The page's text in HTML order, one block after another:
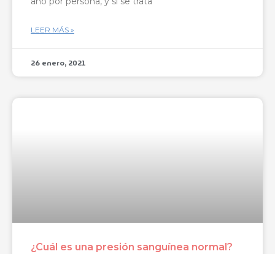
LEER MÁS »
26 enero, 2021
¿Cuál es una presión sanguínea normal?